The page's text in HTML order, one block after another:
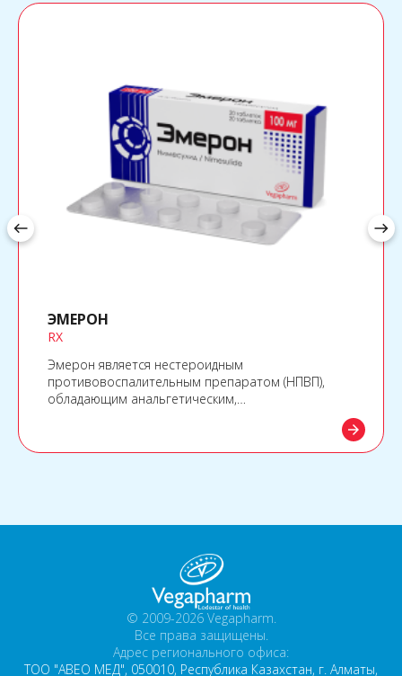
ЭМЕРОН
RX
Эмерон является нестероидным
противовоспалительным препаратом (НПВП),
обладающим анальгетическим,
arrow_forward
west east
© 2009-2026 Vegapharm.
Все права защищены.
Адрес регионального офиса:
ТОО "АВЕО МЕД", 050010, Республика Казахстан, г. Алматы,